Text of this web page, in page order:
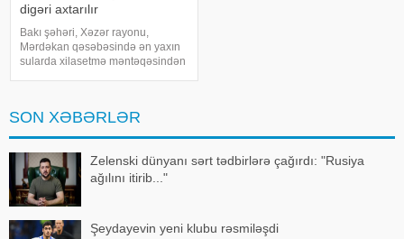
digəri axtarılır
Bakı şəhəri, Xəzər rayonu,
Mərdəkan qəsəbəsində ən yaxın
sularda xilasetmə məntəqəsindən
Nazirliyi (FHN) məlumat yayıb
SON XƏBƏRLƏR
Zelenski dünyanı sərt tədbirlərə çağırdı: "Rusiya
ağılını itirib..."
Şeydayevin yeni klubu rəsmiləşdi